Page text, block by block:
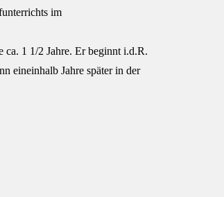
im
1 1/2 Jahre. Er beginnt i.d.R.
eineinhalb Jahre später in der